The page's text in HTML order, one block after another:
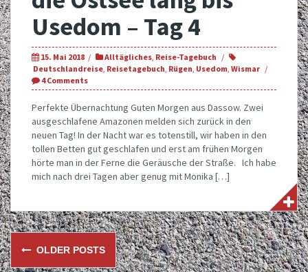
Usedom – Tag 4
15. Mai 2018 Alltägliches Reise-Tagebuch
Deutschlandreise Reisetagebuch Rügen Usedom Wismar
4 Comments
Perfekte Übernachtung Guten Morgen aus Dassow. Zwei
ausgeschlafene Amazonen melden sich zurück in den
neuen Tag! In der Nacht war es totenstill, wir haben in den
tollen Betten gut geschlafen und erst am frühen Morgen
hörte man in der Ferne die Geräusche der Straße. Ich habe
mich nach drei Tagen aber genug mit Monika […]
Posts
OLDER POSTS